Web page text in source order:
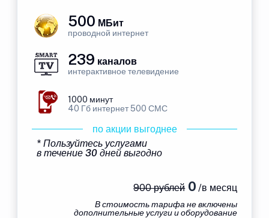
500 МБит
проводной интернет
239 каналов
интерактивное телевидение
1000 минут
40 Гб интернет 500 СМС
по акции выгоднее
* Пользуйтесь услугами
в течение 30 дней выгодно
900 рублей0 /в месяц
В стоимость тарифа не включены
дополнительные услуги и оборудование